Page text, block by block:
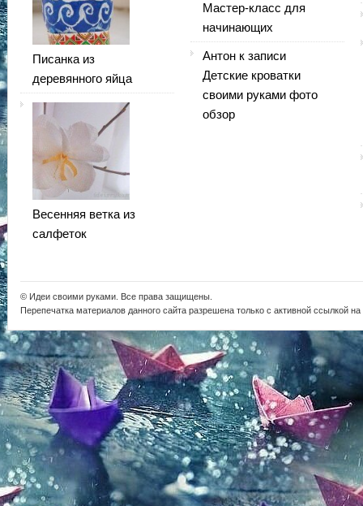
Писанка из
деревянного яйца
Весенняя ветка из
салфеток
Мастер-класс для
начинающих
Антон к записи
Детские кроватки
своими руками фото
обзор
© Идеи своими руками. Все права защищены.
Перепечатка материалов данного сайта разрешена только с активной ссылкой